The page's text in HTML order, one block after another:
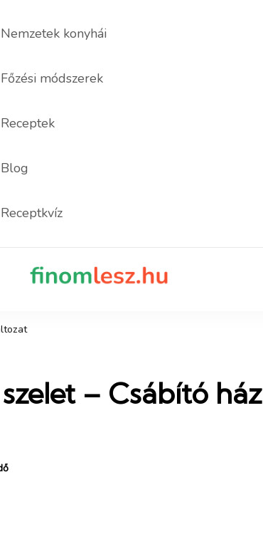
Nemzetek konyhái
Főzési módszerek
Receptek
Blog
Receptkvíz
– Csábító